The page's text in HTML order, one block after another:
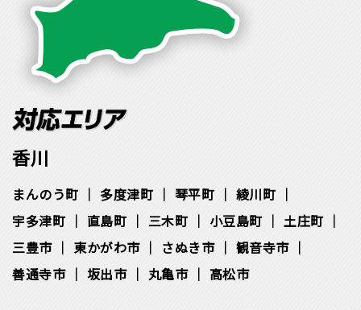
香川
まんのう町 多度津町 琴平町
綾川町
宇多津町
直島町 三木町 小豆島町
土庄町
三豊市
東かがわ市 さぬき市
観音寺市
善通寺市
坂出市 丸亀市 高松市